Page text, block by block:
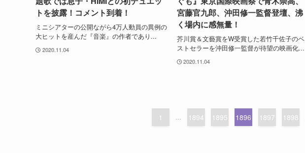
トを披露！コメント到着！
ミニシアターの公開ながら4万人動員の異例の
大ヒットを産んだ『音楽』の作者であり...
2020.11.04
宮藤官九郎、沖田修一監督登壇、沸
く場内に感無量！
芥川賞＆文藝賞をW受賞した若竹千佐子のベ
ストセラーを沖田修一監督が待望の映画化...
2020.11.04
1 ... 1894 1895 1896 1897 1898